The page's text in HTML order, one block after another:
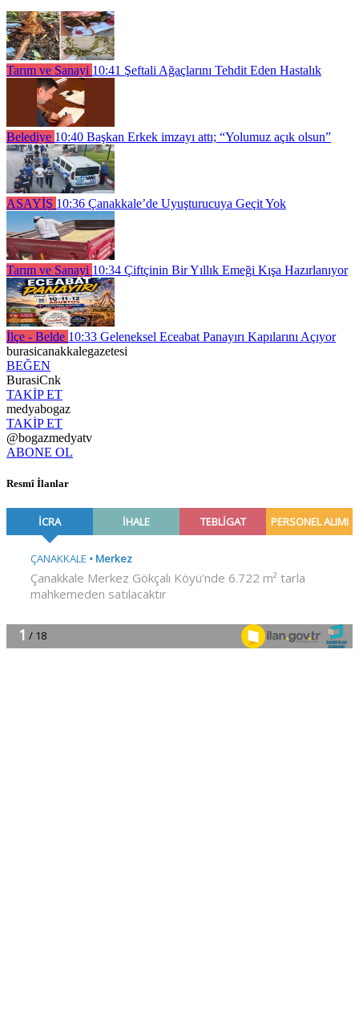
Tarım ve Sanayi 10:41 Şeftali Ağaçlarını Tehdit Eden Hastalık
Belediye 10:40 Başkan Erkek imzayı attı; “Yolumuz açık olsun”
ASAYİŞ 10:36 Çanakkale’de Uyuşturucuya Geçit Yok
Tarım ve Sanayi 10:34 Çiftçinin Bir Yıllık Emeği Kışa Hazırlanıyor
İlçe - Belde 10:33 Geleneksel Eceabat Panayırı Kapılarını Açıyor
burasicanakkalegazetesi
BEĞEN
BurasiCnk
TAKİP ET
medyabogaz
TAKİP ET
@bogazmedyatv
ABONE OL
Resmî İlanlar